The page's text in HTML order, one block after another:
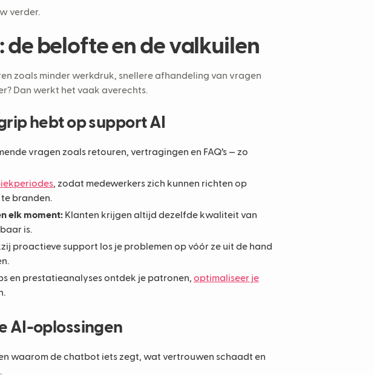
verder.
de belofte en de valkuilen
zoals minder werkdruk, snellere afhandeling van vragen
Dan werkt het vaak averechts.
hebt op support AI
vragen zoals retouren, vertragingen en FAQ’s — zo
, zodat medewerkers zich kunnen richten op
branden.
elk moment: Klanten krijgen altijd dezelfde kwaliteit van
is.
proactieve support los je problemen op vóór ze uit de hand
en prestatieanalyses ontdek je patronen, optimaliseer je
AI-oplossingen
waarom de chatbot iets zegt, wat vertrouwen schaadt en